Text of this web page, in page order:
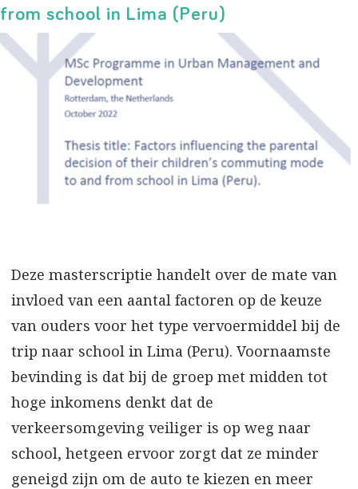
from school in Lima (Peru)
Deze masterscriptie handelt over de mate van
invloed van een aantal factoren op de keuze
van ouders voor het type vervoermiddel bij de
trip naar school in Lima (Peru). Voornaamste
bevinding is dat bij de groep met midden tot
hoge inkomens denkt dat de
verkeersomgeving veiliger is op weg naar
school, hetgeen ervoor zorgt dat ze minder
geneigd zijn om de auto te kiezen en meer